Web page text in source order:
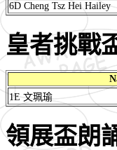
6D Cheng Tsz Hei Hailey
皇者挑戰
1E 文珮瑜
領展盃朗